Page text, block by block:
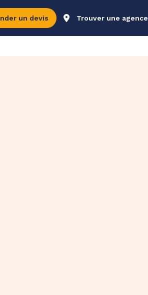
un devis Trouver une agence